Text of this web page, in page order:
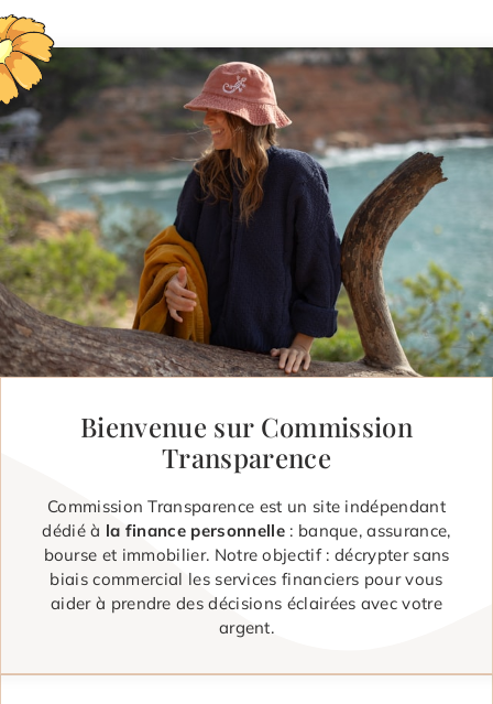
Bienvenue sur Commission
Transparence
Commission Transparence est un site indépendant
dédié à la finance personnelle: banque, assurance,
bourse et immobilier. Notre objectif : décrypter sans
biais commercial les services financiers pour vous
aider à prendre des décisions éclairées avec votre
argent.